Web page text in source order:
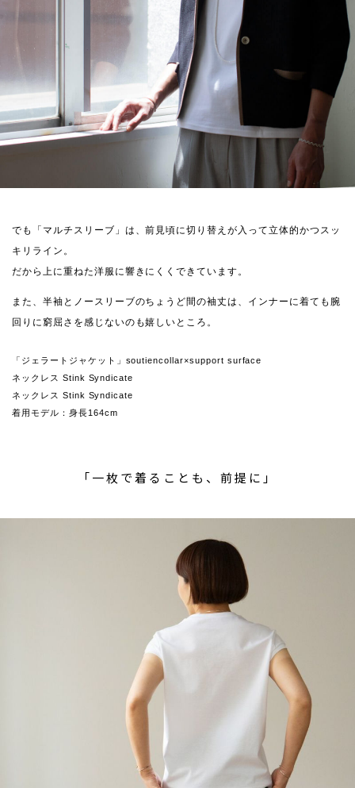
でも「マルチスリーブ」は、前見頃に切り替えが入って立体的かつスッ
キリライン。
だから上に重ねた洋服に響きにくくできています。
また、半袖とノースリーブのちょうど間の袖丈は、インナーに着ても腕
回りに窮屈さを感じないのも嬉しいところ。
「ジェラートジャケット」soutiencollar×support surface
ネックレス Stink Syndicate
ネックレス Stink Syndicate
着用モデル：身長164cm
「一枚で着ることも、前提に」